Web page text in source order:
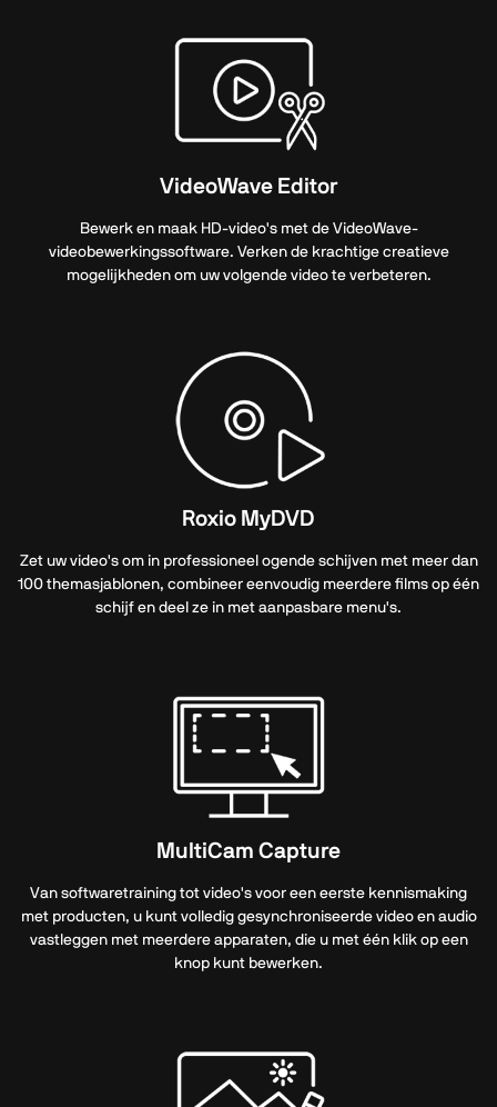
VideoWave Editor
Bewerk en maak HD-video's met de VideoWave-
videobewerkingssoftware. Verken de krachtige creatieve
mogelijkheden om uw volgende video te verbeteren.
Roxio MyDVD
Zet uw video's om in professioneel ogende schijven met meer dan
100 themasjablonen, combineer eenvoudig meerdere films op één
schijf en deel ze in met aanpasbare menu's.
MultiCam Capture
Van softwaretraining tot video's voor een eerste kennismaking
met producten, u kunt volledig gesynchroniseerde video en audio
vastleggen met meerdere apparaten, die u met één klik op een
knop kunt bewerken.